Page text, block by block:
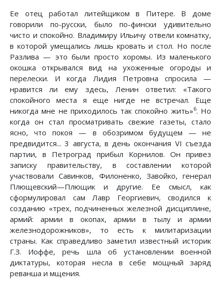
Ее отец работал литейщиком в Питере. В доме
говорили по-русски, было по-фински удивительно
чисто и спокойно. Владимиру Ильичу отвели комнатку,
в которой умещались лишь кровать и стол. Но после
Разлива — это были просто хоромы. Из маленького
окошка открывался вид на ухоженные огороды и
перелески. И когда Лидия Петровна спросила —
нравится ли ему здесь, Ленин ответил: «Такого
спокойного места я еще нигде не встречал. Еще
никогда мне не приходилось так спокойно жить»6. Но
когда он стал просматривать свежие газеты, стало
ясно, что покоя — в обозримом будущем — не
предвидится... 3 августа, в день окончания VI съезда
партии, в Петроград прибыл Корнилов. Он привез
записку правительству, в составлении которой
участвовали Савинков, Филоненко, Завойко, генерал
Плющевский—Плющик и другие. Ее смысл, как
сформулировал сам Лавр Георгиевич, сводился к
созданию «трех, подчиненных железной дисциплине,
армий: армии в окопах, армии в тылу и армии
железнодорожников», то есть к милитаризации
страны. Как справедливо заметил известный историк
Г.З. Иоффе, речь шла об установлении военной
диктатуры, которая несла в себе мощный заряд
реванша и мщения.